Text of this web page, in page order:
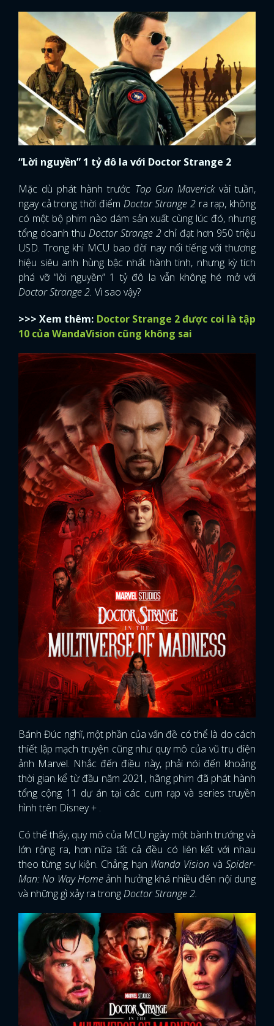
“Lời nguyền” 1 tỷ đô la với Doctor Strange 2
Mặc dù phát hành trước Top Gun Maverickvài tuần,
ngay cả trong thời điểm Doctor Strange 2 ra rạp, không
có một bộ phim nào dám sản xuất cùng lúc đó, nhưng
tổng doanh thu Doctor Strange 2chỉ đạt hơn 950 triệu
USD. Trong khi MCU bao đời nay nổi tiếng với thương
hiệu siêu anh hùng bậc nhất hành tinh, nhưng kỳ tích
phá vỡ “lời nguyền” 1 tỷ đô la vẫn không hé mở với
Doctor Strange 2. Vì sao vậy?
>>> Xem thêm: Doctor Strange 2 được coi là tập
10 của WandaVision cũng không sai
Bánh Đúc nghĩ, một phần của vấn đề có thể là do cách
thiết lập mạch truyện cũng như quy mô của vũ trụ điện
ảnh Marvel. Nhắc đến điều này, phải nói đến khoảng
thời gian kể từ đầu năm 2021, hãng phim đã phát hành
tổng cộng 11 dự án tại các cụm rạp và series truyền
hình trên Disney + .
Có thể thấy, quy mô của MCU ngày một bành trướng và
lớn rộng ra, hơn nữa tất cả đều có liên kết với nhau
theo từng sự kiện. Chẳng hạn Wanda Vision vàSpider-
Man: No Way Homeảnh hưởng khá nhiều đến nội dung
và những gì xảy ra trongDoctor Strange 2.